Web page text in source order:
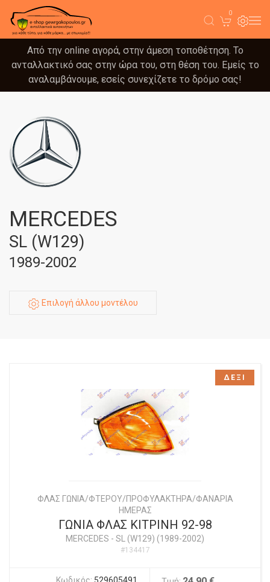
0
Από την online αγορά, στην άμεση τοποθέτηση. Το
ανταλλακτικό σας στην ώρα του, στη θέση του. Εμείς το
αναλαμβάνουμε, εσείς συνεχίζετε το δρόμο σας!
MERCEDES
SL (W129)
1989-2002
Επιλογή άλλου μοντέλου
ΦΛΑΣ ΓΩΝΙΑ/ΦΤΕΡΟΥ/ΠΡΟΦΥΛΑΚΤΗΡΑ/ΦΑΝΑΡΙΑ
ΗΜΕΡΑΣ
ΓΩΝΙΑ ΦΛΑΣ ΚΙΤΡΙΝΗ 92-98
MERCEDES - SL (W129) (1989-2002)
#134417
ΔΕΞΙ